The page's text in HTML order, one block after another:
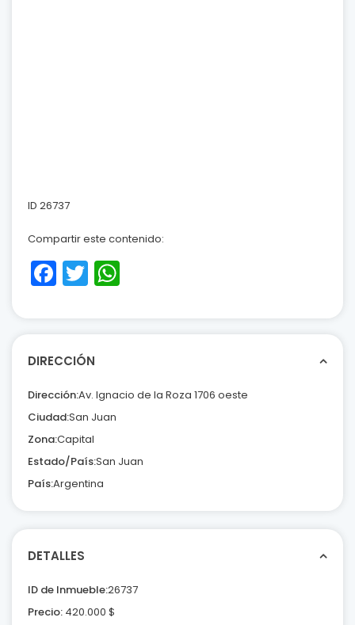
ID 26737
Compartir este contenido:
Facebook
Twitter
DIRECCIÓN
Dirección:Av. Ignacio de la Roza 1706 oeste
Ciudad:San Juan
Zona:Capital
Estado/País:San Juan
País:Argentina
DETALLES
ID de Inmueble:26737
Precio: 420.000 $